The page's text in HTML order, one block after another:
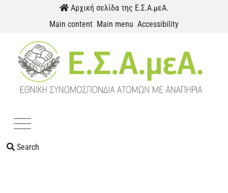
Αρχική σελίδα της Ε.Σ.Α.μεΑ.
Main content Main menu Accessibility
Search